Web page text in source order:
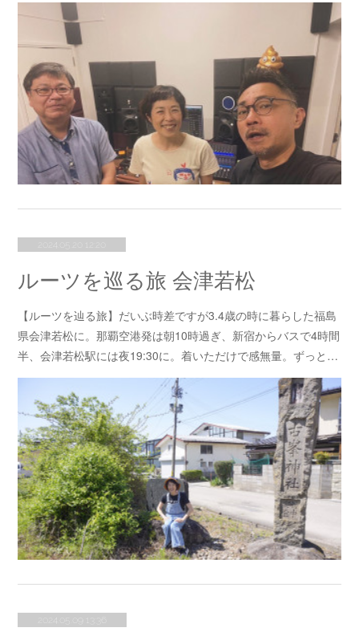
ルーツを巡る旅 会津若松
【ルーツを辿る旅】だいぶ時差ですが3.4歳の時に暮らした福島
県会津若松に。那覇空港発は朝10時過ぎ、新宿からバスで4時間
半、会津若松駅には夜19:30に。着いただけで感無量。ずっと…